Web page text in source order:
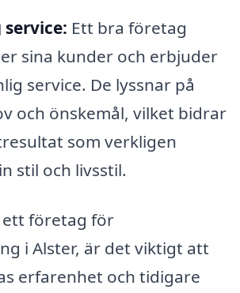
service: Ett bra företag
sina kunder och erbjuder
service. De lyssnar på
och önskemål, vilket bidrar
som verkligen
stil och livsstil.
ett företag för
i Alster, är det viktigt att
erfarenhet och tidigare